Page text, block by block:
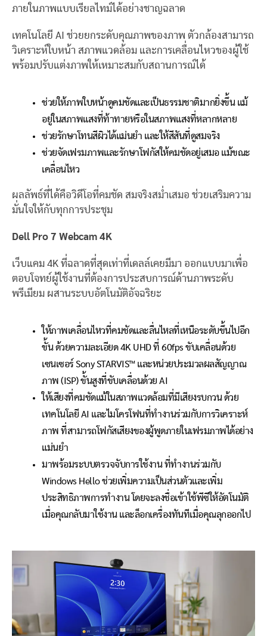
ภายในภาพแบบเรียลไทม์ได้อย่างชาญฉลาด
เทคโนโลยี AI ช่วยยกระดับคุณภาพของภาพ ตัวกล้องสามารถ
วิเคราะห์ใบหน้า สภาพแวดล้อม และการเคลื่อนไหวของผู้ใช้
พร้อมปรับแต่งภาพให้เหมาะสมกับสถานการณ์ได้
ช่วยให้ภาพใบหน้าดูคมชัดและเป็นธรรมชาติมากยิ่งขึ้น แม้
อยู่ในสภาพแสงที่ท้าทายหรือในสภาพแสงที่หลากหลาย
ช่วยรักษาโทนสีผิวได้แม่นยำ และให้สีสันที่ดูสมจริง
ช่วยจัดเฟรมภาพและรักษาโฟกัสให้คมชัดอยู่เสมอ แม้ขณะ
เคลื่อนไหว
ผลลัพธ์ที่ได้คือวิดีโอที่คมชัด สมจริงสม่ำเสมอ ช่วยเสริมความ
มั่นใจให้กับทุกการประชุม
Dell Pro 7 Webcam 4K
เว็บแคม 4K ที่ฉลาดที่สุดเท่าที่เดลล์เคยมีมา ออกแบบมาเพื่อ
ตอบโจทย์ผู้ใช้งานที่ต้องการประสบการณ์ด้านภาพระดับ
พรีเมียม ผสานระบบอัตโนมัติอัจฉริยะ
ให้ภาพเคลื่อนไหวที่คมชัดและลื่นไหลที่เหนือระดับขึ้นไปอีก
ขั้น ด้วยความละเอียด 4K UHD ที่ 60fps ขับเคลื่อนด้วย
เซนเซอร์ Sony STARVIS™ และหน่วยประมวลผลสัญญาณ
ภาพ (ISP) ขั้นสูงที่ขับเคลื่อนด้วย AI
ให้เสียงที่คมชัดแม้ในสภาพแวดล้อมที่มีเสียงรบกวน ด้วย
เทคโนโลยี AI และไมโครโฟนที่ทำงานร่วมกับการวิเคราะห์
ภาพ ที่สามารถโฟกัสเสียงของผู้พูดภายในเฟรมภาพได้อย่าง
แม่นยำ
มาพร้อมระบบตรวจจับการใช้งาน ที่ทำงานร่วมกับ
Windows Hello ช่วยเพิ่มความเป็นส่วนตัวและเพิ่ม
ประสิทธิภาพการทำงาน โดยจะลงชื่อเข้าใช้พีซีให้อัตโนมัติ
เมื่อคุณกลับมาใช้งาน และล็อกเครื่องทันทีเมื่อคุณลุกออกไป